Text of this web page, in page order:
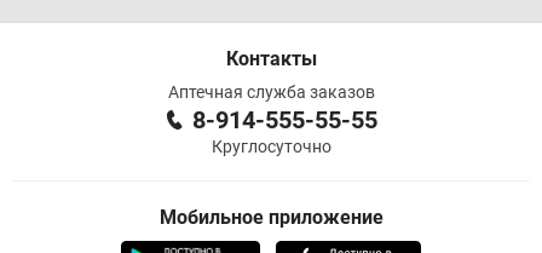
Контакты
Аптечная служба заказов
8-914-555-55-55
Круглосуточно
Мобильное приложение